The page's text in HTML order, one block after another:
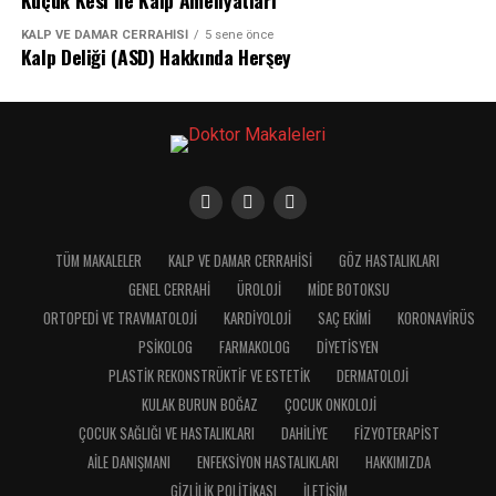
KALP VE DAMAR CERRAHISI 5 sene önce
Kalp Deliği (ASD) Hakkında Herşey
TÜM MAKALELER KALP VE DAMAR CERRAHISI
GÖZ HASTALIKLARI
GENEL CERRAHI
ÜROLOJI
MIDE BOTOKSU
ORTOPEDI VE TRAVMATOLOJI
KARDIYOLOJI SAÇ EKIMI
KORONAVIRÜS
PSIKOLOG
FARMAKOLOG
DIYETISYEN
PLASTIK REKONSTRÜKTIF VE ESTETIK
DERMATOLOJI
KULAK BURUN BOĞAZ
ÇOCUK ONKOLOJI
ÇOCUK SAĞLIĞI VE HASTALIKLARI
DAHILIYE
FIZYOTERAPIST
AILE DANIŞMANI
ENFEKSIYON HASTALIKLARI
HAKKIMIZDA
GIZLILIK POLITIKASI
İLETIŞIM